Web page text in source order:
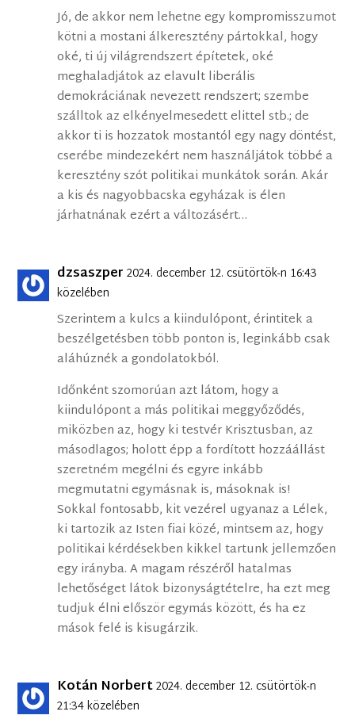
Jó, de akkor nem lehetne egy kompromisszumot
kötni a mostani álkeresztény pártokkal, hogy
oké, ti új világrendszert építetek, oké
meghaladjátok az elavult liberális
demokráciának nevezett rendszert; szembe
szálltok az elkényelmesedett elittel stb.; de
akkor ti is hozzatok mostantól egy nagy döntést,
cserébe mindezekért nem használjátok többé a
keresztény szót politikai munkátok során. Akár
a kis és nagyobbacska egyházak is élen
járhatnának ezért a változásért…
dzsaszper 2024. december 12. csütörtök-n 16:43
közelében
Szerintem a kulcs a kiindulópont, érintitek a
beszélgetésben több ponton is, leginkább csak
aláhúznék a gondolatokból.
Időnként szomorúan azt látom, hogy a
kiindulópont a más politikai meggyőződés,
miközben az, hogy ki testvér Krisztusban, az
másodlagos; holott épp a fordított hozzáállást
szeretném megélni és egyre inkább
megmutatni egymásnak is, másoknak is!
Sokkal fontosabb, kit vezérel ugyanaz a Lélek,
ki tartozik az Isten fiai közé, mintsem az, hogy
politikai kérdésekben kikkel tartunk jellemzően
egy irányba. A magam részéről hatalmas
lehetőséget látok bizonyságtételre, ha ezt meg
tudjuk élni először egymás között, és ha ez
mások felé is kisugárzik.
Kotán Norbert2024. december 12. csütörtök-n
21:34 közelében